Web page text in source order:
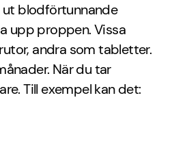
ut blodförtunnande
upp proppen. Vissa
andra som tabletter.
När du tar
Till exempel kan det: